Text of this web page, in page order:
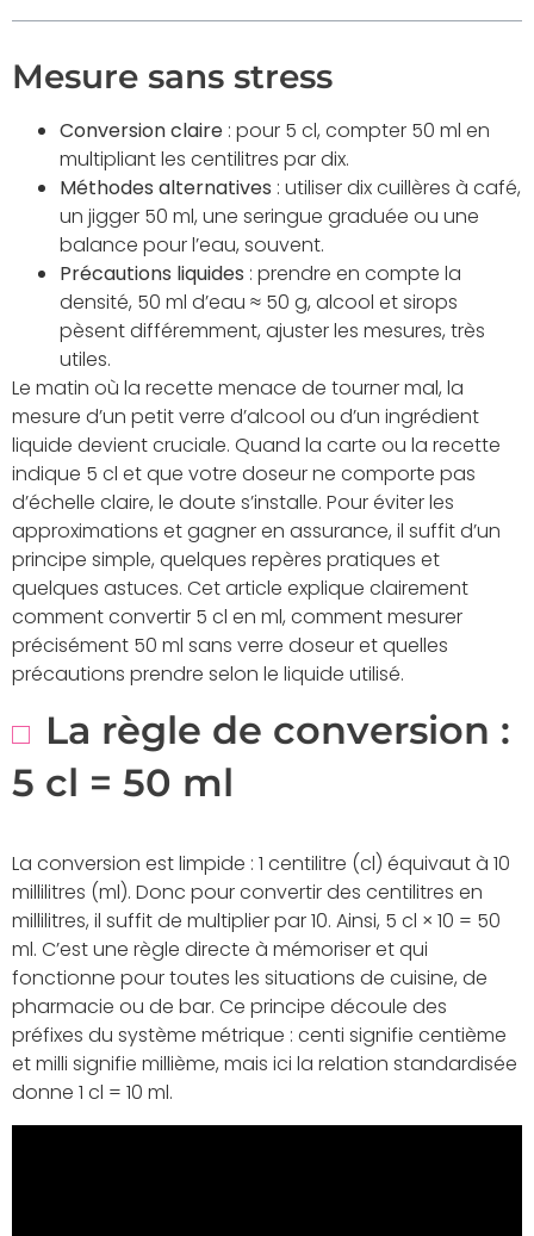
Mesure sans stress
Conversion claire : pour 5 cl, compter 50 ml en
multipliant les centilitres par dix.
Méthodes alternatives : utiliser dix cuillères à café,
un jigger 50 ml, une seringue graduée ou une
balance pour l’eau, souvent.
Précautions liquides : prendre en compte la
densité, 50 ml d’eau ≈ 50 g, alcool et sirops
pèsent différemment, ajuster les mesures, très
utiles.
Le matin où la recette menace de tourner mal, la
mesure d’un petit verre d’alcool ou d’un ingrédient
liquide devient cruciale. Quand la carte ou la recette
indique 5 cl et que votre doseur ne comporte pas
d’échelle claire, le doute s’installe. Pour éviter les
approximations et gagner en assurance, il suffit d’un
principe simple, quelques repères pratiques et
quelques astuces. Cet article explique clairement
comment convertir 5 cl en ml, comment mesurer
précisément 50 ml sans verre doseur et quelles
précautions prendre selon le liquide utilisé.
La règle de conversion :
5 cl = 50 ml
La conversion est limpide : 1 centilitre (cl) équivaut à 10
millilitres (ml). Donc pour convertir des centilitres en
millilitres, il suffit de multiplier par 10. Ainsi, 5 cl × 10 = 50
ml. C’est une règle directe à mémoriser et qui
fonctionne pour toutes les situations de cuisine, de
pharmacie ou de bar. Ce principe découle des
préfixes du système métrique : centi signifie centième
et milli signifie millième, mais ici la relation standardisée
donne 1 cl = 10 ml.